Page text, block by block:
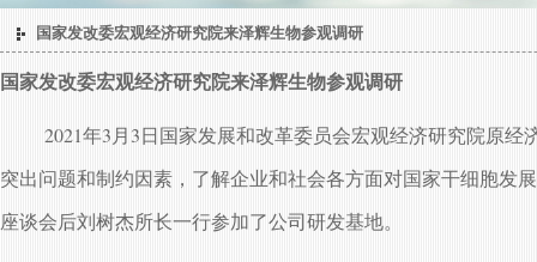
国家发改委宏观经济研究院来泽辉生物参观调研
国家发改委宏观经济研究院来泽辉生物参观调研
2021年3月3日国家发展和改革委员会宏观经济研究院原经
突出问题和制约因素，了解企业和社会各方面对国家干细胞发
座谈会后刘树杰所长一行参加了公司研发基地。